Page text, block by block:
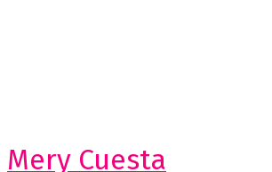
Mery Cuesta